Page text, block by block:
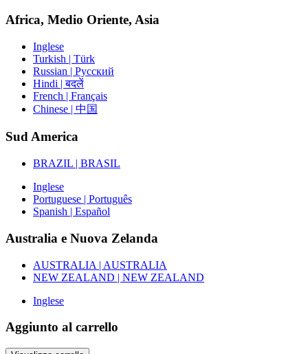
Africa, Medio Oriente, Asia
Inglese
Turkish | Türk
Russian | Русский
Hindi | बदलें
French | Français
Chinese | 中国
Sud America
BRAZIL | BRASIL
Inglese
Portuguese | Português
Spanish | Español
Australia e Nuova Zelanda
AUSTRALIA | AUSTRALIA
NEW ZEALAND | NEW ZEALAND
Inglese
Aggiunto al carrello